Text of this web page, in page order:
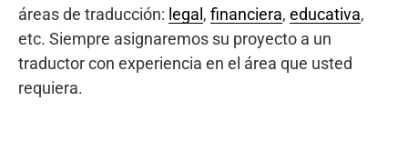
áreas de traducción: legal , financiera, educativa,
etc. Siempre asignaremos su proyecto a un
traductor con experiencia en el área que usted
requiera.